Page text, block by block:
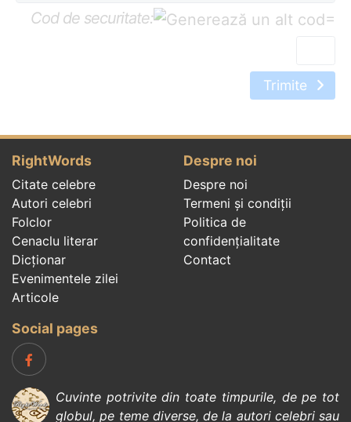
Cod de securitate: =
Trimite
RightWords
Citate celebre
Autori celebri
Folclor
Cenaclu literar
Dicționar
Evenimentele zilei
Articole
Despre noi
Despre noi
Termeni și condiții
Politica de
confidenţialitate
Contact
Social pages
Cuvinte potrivite din toate timpurile, de pe tot
globul, pe teme diverse, de la autori celebrisau